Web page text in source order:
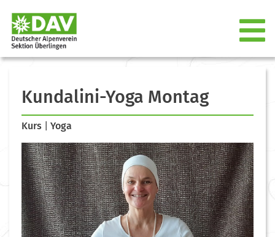
Kundalini-Yoga Montag
Kurs Yoga